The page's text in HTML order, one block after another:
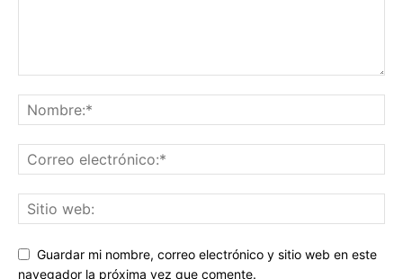
Guardar mi nombre, correo electrónico y sitio web en este
navegador la próxima vez que comente.